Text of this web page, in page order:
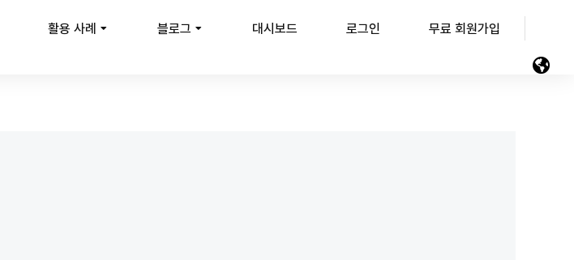
활용 사례 블로그 대시보드 로그인 무료 회원가입